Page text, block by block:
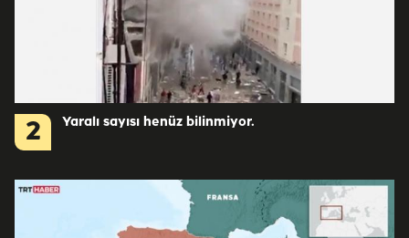
2 Yaralı sayısı henüz bilinmiyor.